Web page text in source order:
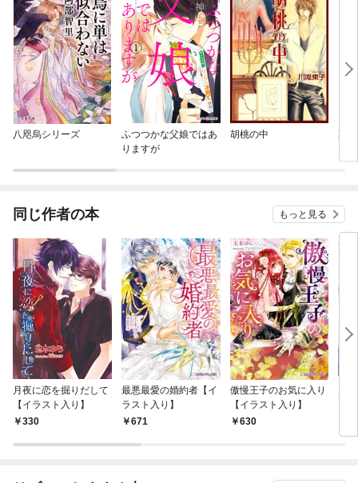
八咫烏シリーズ
ふつつかな父娘ではあ
りますが
胡桃の中 薬
同じ作者の本 もっと見る
月夜に恋を掘りだして
【イラスト入り】
330
最悪最愛の婚約者【イ
ラスト入り】
671
傲慢王子のお気に入り
【イラスト入り】
630